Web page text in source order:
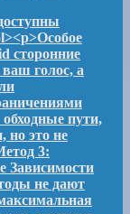
сторонние
голос, а
пути,
но это не
3:
Зависимости
не дают